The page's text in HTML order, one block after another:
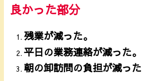
良かった部分
残業が減った。
平日の業務連絡が減った。
朝の卸訪問の負担が減った